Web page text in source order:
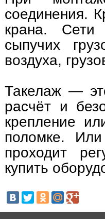
соединения.
крана. Сети
сыпучих
воздуха,
Такелаж —
расчёт и
крепление
поломке.
проходит
купить